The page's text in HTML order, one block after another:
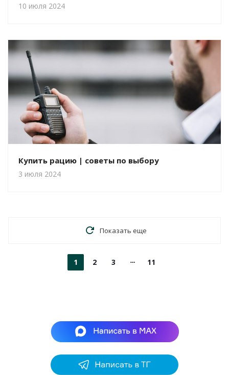
10 июля 2024
Купить рацию | советы по выбору
3 июля 2024
Показать еще
1 2 3 11